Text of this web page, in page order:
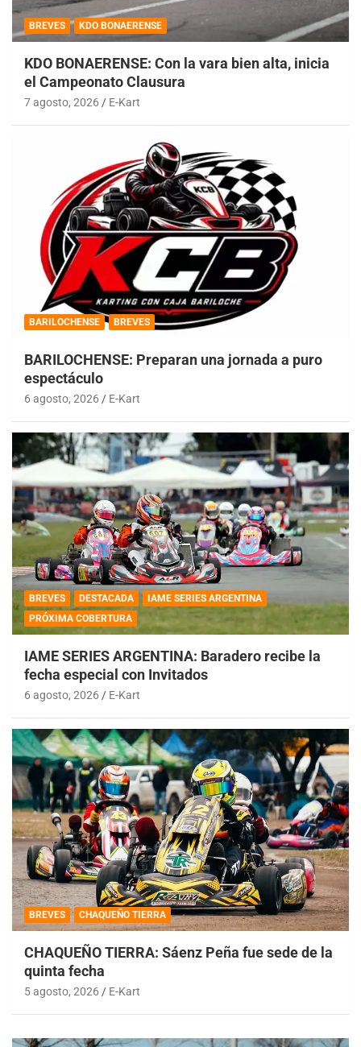
BREVES KDO BONAERENSE
KDO BONAERENSE: Con la vara bien alta, inicia
el Campeonato Clausura
7 agosto, 2026 E-Kart
BARILOCHENSE BREVES
BARILOCHENSE: Preparan una jornada a puro
espectáculo
6 agosto, 2026 E-Kart
BREVES DESTACADA
IAME SERIES ARGENTINA
PRÓXIMA COBERTURA
IAME SERIES ARGENTINA: Baradero recibe la
fecha especial con Invitados
6 agosto, 2026 E-Kart
BREVES CHAQUEÑO TIERRA
CHAQUEÑO TIERRA: Sáenz Peña fue sede de la
quinta fecha
5 agosto, 2026 E-Kart